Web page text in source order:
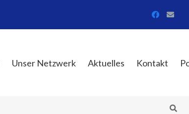
Unser Netzwerk Aktuelles Kontakt